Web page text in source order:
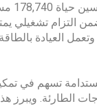
التي تسهم في خدمة 20 ألف مريض
الصحية. وتعمل
تسهم في
الطارئة. ويبرز